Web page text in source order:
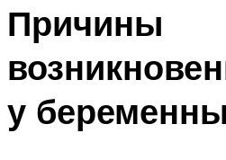
Причины
у